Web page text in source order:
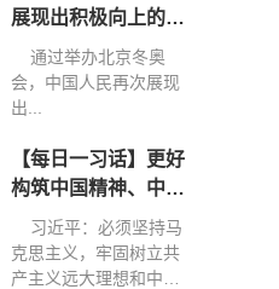
展现出积极向上的精
神和力量
通过举办北京冬奥
会，中国人民再次展现
出...
【每日一习话】更好
构筑中国精神、中国
价值、中国力量
习近平：必须坚持马
克思主义，牢固树立共
产主义远大理想和中国